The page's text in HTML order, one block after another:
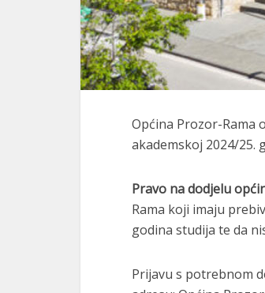
Općina Prozor-Rama
akademskoj 2024/25.
Pravo na dodjelu
Rama koji imaju
godina studija te da
Prijavu s potrebnom